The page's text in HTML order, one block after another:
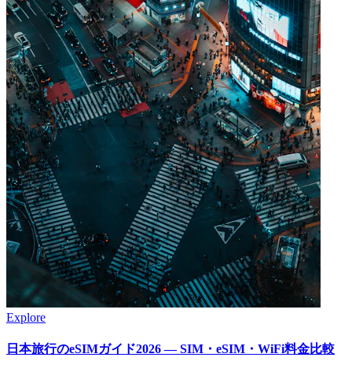
Explore
日本旅行のeSIMガイド2026 — SIM・eSIM・WiFi料金比較